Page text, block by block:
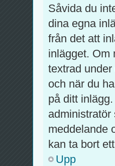
Såvida du
dina egna
från det att
inlägget. Om
textrad
och när du
på ditt
meddelande
kan ta bort
Upp